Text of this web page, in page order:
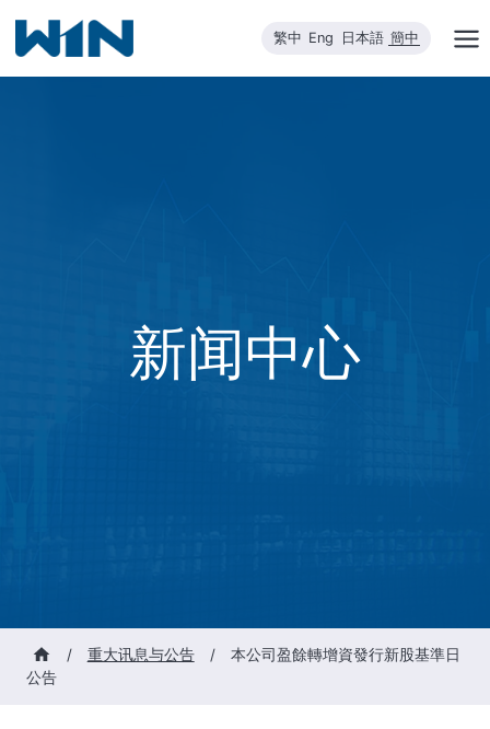
内
繁中 Eng 日本語 簡中
新闻中心
/ 重大讯息与公告 /
本公司盈餘轉增資發行新股基準日
公告